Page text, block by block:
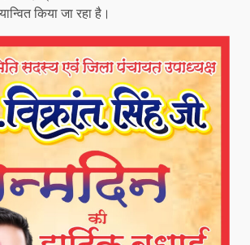
किया जा रहा है।